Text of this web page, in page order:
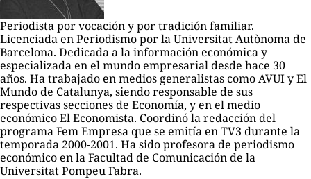
Periodista por vocación y portradiciónfamiliar.
Licenciada en Periodismo por la Universitat Autònoma de
Barcelona. Dedicada a la información económica y
especializada en el mundo empresarial desde hace 30
años. Ha trabajado en medios generalistas comoAVUIyEl
Mundo de Catalunya, siendo responsable de sus
respectivas secciones de Economía, y en el medio
económicoEl Economista. Coordinó la redacción del
programaFem Empresaque se emitía en TV3 durante la
temporada 2000-2001. Ha sido profesora de periodismo
económico en la Facultad de Comunicación de la
Universitat Pompeu Fabra.